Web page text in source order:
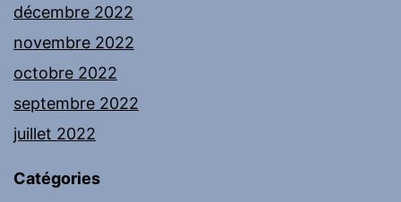
décembre 2022
novembre 2022
octobre 2022
septembre 2022
juillet 2022
Catégories